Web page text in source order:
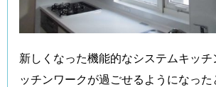
新しくなった機能的なシステムキッチ
ッチンワークが過ごせるようになった